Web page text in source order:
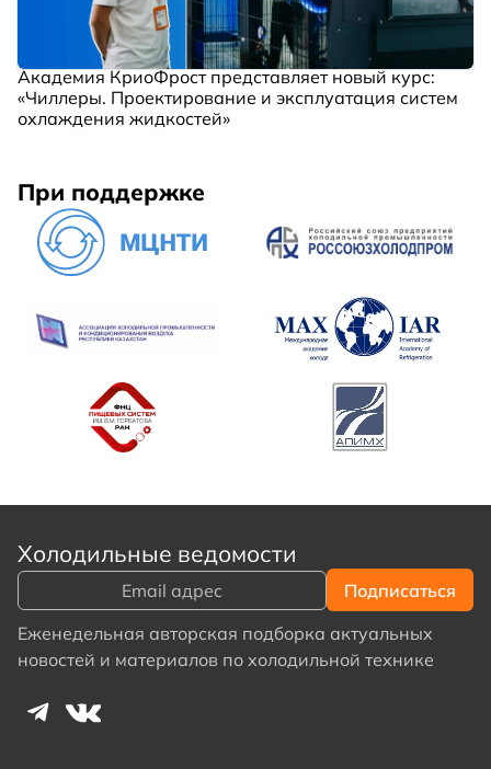
Академия КриоФрост представляет новый курс:
«Чиллеры. Проектирование и эксплуатация систем
охлаждения жидкостей»
При поддержке
Холодильные ведомости
Еженедельная авторская подборка актуальных
новостей и материалов по холодильной технике